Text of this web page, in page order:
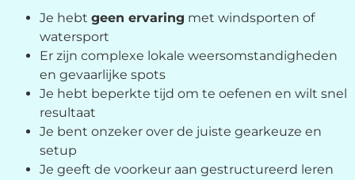
Je hebt geen ervaring met windsporten of
watersport
Er zijn complexe lokale weersomstandigheden
en gevaarlijke spots
Je hebt beperkte tijd om te oefenen en wilt snel
resultaat
Je bent onzeker over de juiste gearkeuze en
setup
Je geeft de voorkeur aan gestructureerd leren